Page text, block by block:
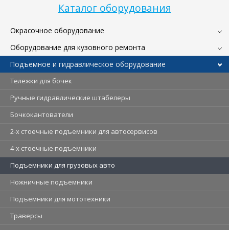
Каталог оборудования
Окрасочное оборудование
Оборудование для кузовного ремонта
Подъемное и гидравлическое оборудование
Тележки для бочек
Ручные гидравлические штабелеры
Бочкокантователи
2-х стоечные подъемники для автосервисов
4-х стоечные подъемники
Подъемники для грузовых авто
Ножничные подъемники
Подъемники для мототехники
Траверсы